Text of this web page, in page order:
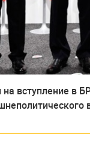
на вступление в